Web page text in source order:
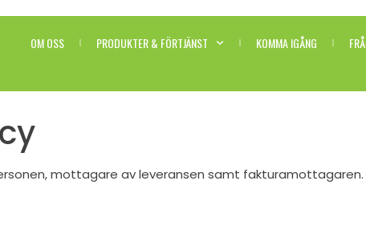
OM OSS PRODUKTER & FÖRTJÄNST KOMMA IGÅNG
mottagare av leveransen samt fakturamottagaren.